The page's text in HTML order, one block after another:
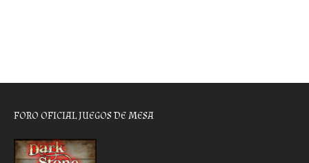
FORO OFICIAL JUEGOS DE MESA